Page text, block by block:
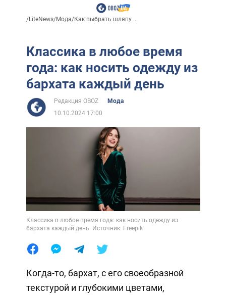
/LiteNews/Мода/Как выбрать шляпу ...
Классика в любое время
года: как носить одежду из
бархата каждый день
Редакция OBOZ
Мода
10.10.2024 17:00
Классика в любое время года: как носить одежду из
бархата каждый день. Источник: Freepik
Когда-то, бархат, с его своеобразной
текстурой и глубокими цветами,